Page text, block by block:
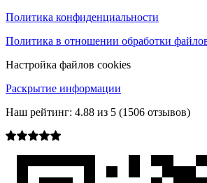
Политика конфиденциальности
Политика в отношении обработки
Настройка файлов cookies
Раскрытие информации
Наш рейтинг: 4.88 из 5 (1506 отзывов)